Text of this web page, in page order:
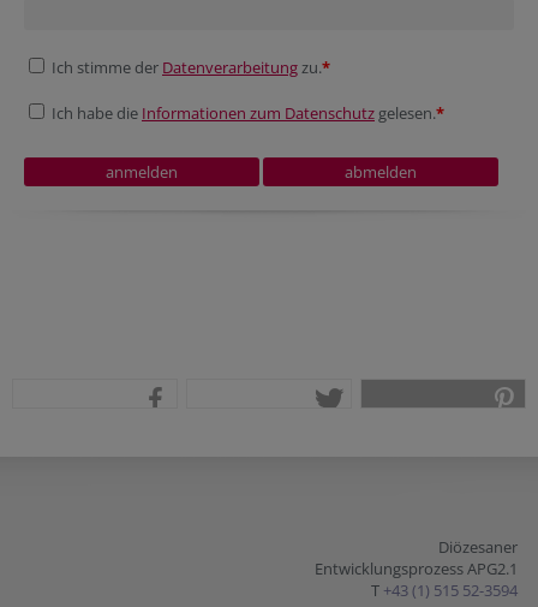
Ich stimme der Datenverarbeitungzu.*
Ich habe die Informationen zum Datenschutz gelesen.*
Diözesaner
Entwicklungsprozess APG2.1
T +43 (1) 515 52-3594